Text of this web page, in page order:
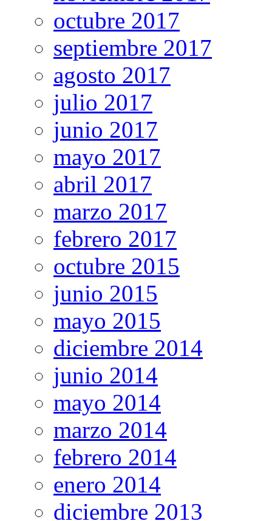
octubre 2017
septiembre 2017
agosto 2017
julio 2017
junio 2017
mayo 2017
abril 2017
marzo 2017
febrero 2017
octubre 2015
junio 2015
mayo 2015
diciembre 2014
junio 2014
mayo 2014
marzo 2014
febrero 2014
enero 2014
diciembre 2013